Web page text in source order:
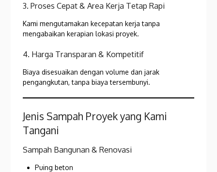
3. Proses Cepat & Area Kerja Tetap Rapi
Kami mengutamakan kecepatan kerja tanpa
mengabaikan kerapian lokasi proyek.
4. Harga Transparan & Kompetitif
Biaya disesuaikan dengan volume dan jarak
pengangkutan, tanpa biaya tersembunyi.
Jenis Sampah Proyek yang Kami
Tangani
Sampah Bangunan & Renovasi
Puing beton